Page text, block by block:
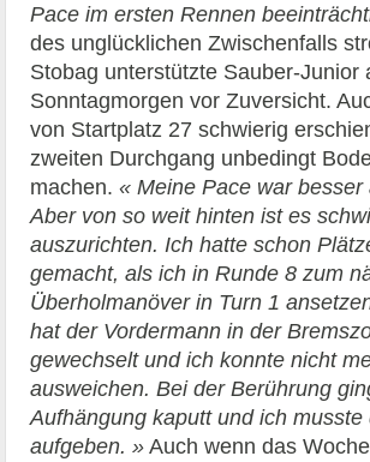
Pace im ersten Rennen
des unglücklichen Zwischenfalls
Stobag unterstützte Sauber-Junior
Sonntagmorgen vor Zuversicht.
von Startplatz 27 schwierig
zweiten Durchgang unbedingt
machen.« Meine Pace war besser
Aber von so weit hinten ist es
auszurichten. Ich hatte schon
gemacht, als ich in Runde 8 zum
Überholmanöver in Turn 1
hat der Vordermann in der
gewechselt und ich konnte nicht
ausweichen. Bei der Berührung
Aufhängung kaputt und ich musste
aufgeben. » Auch wenn das